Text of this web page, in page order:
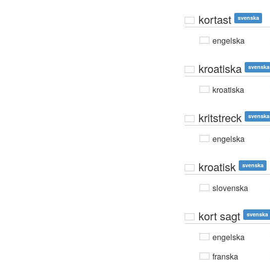
kortast svenska
engelska
kroatiska svenska
kroatiska
kritstreck svenska
engelska
kroatisk svenska
slovenska
kort sagt svenska
engelska
franska